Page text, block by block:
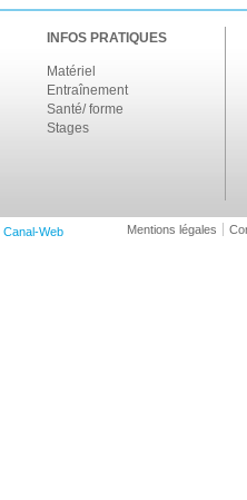
INFOS PRATIQUES
Matériel
Entraînement
Santé/ forme
Stages
Canal-Web Mentions légales